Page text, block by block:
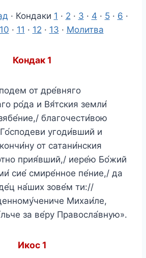
· Кондаки 1 · 2 · 3 · 4 · 5· 6 ·
10 · 11 · 12 · 13 · Молитва
Кондак 1
от дре́вняго
ро́да и Вя́тския земли́
благочести́вою
угоди́вший и
от сатани́нския
прия́вший,/ иере́ю Бо́жий
сие́ смире́нное пе́ние,/ да
на́ших зове́м ти://
Михаи́ле,
за ве́ру Правосла́вную».
Икос 1